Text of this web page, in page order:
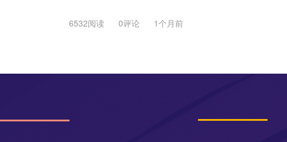
6532阅读 0评论 1个月前